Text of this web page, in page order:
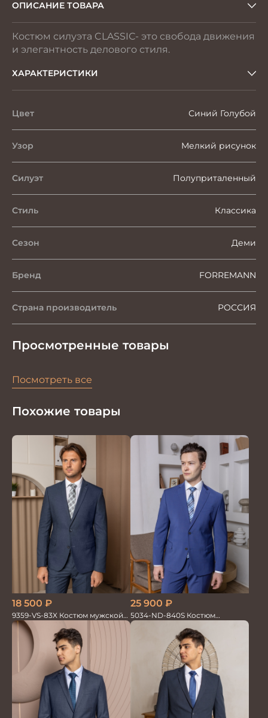
ОПИСАНИЕ ТОВАРА
Костюм силуэта CLASSIС- это свобода движения
и элегантность делового стиля.
ХАРАКТЕРИСТИКИ
Цвет Синий Голубой
Узор Мелкий рисунок
Силуэт Полуприталенный
Стиль Классика
Сезон Деми
Бренд FORREMANN
Страна производитель РОССИЯ
Просмотренные товары
Посмотреть все
Похожие товары
18 500 ₽
9359-VS-83X Костюм мужской
двойка
25 900 ₽
5034-ND-840S Костюм
мужской двойка